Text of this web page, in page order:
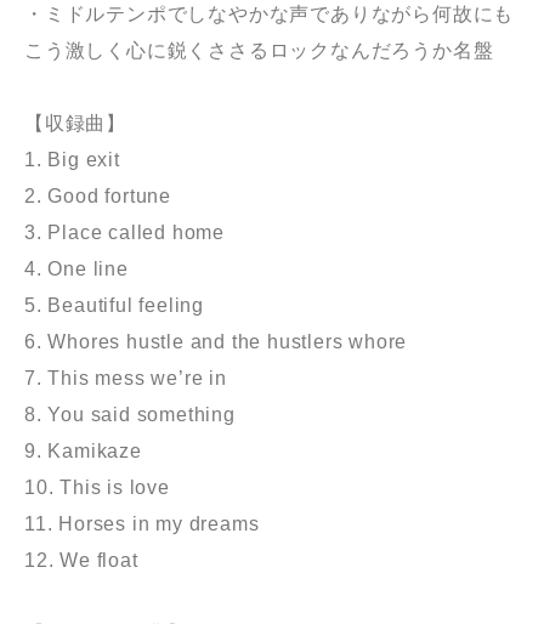
・ミドルテンポでしなやかな声でありながら何故にも
こう激しく心に鋭くささるロックなんだろうか名盤
【収録曲】
1. Big exit
2. Good fortune
3. Place called home
4. One line
5. Beautiful feeling
6. Whores hustle and the hustlers whore
7. This mess we’re in
8. You said something
9. Kamikaze
10. This is love
11. Horses in my dreams
12. We float